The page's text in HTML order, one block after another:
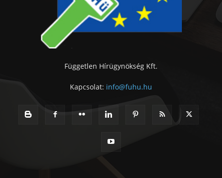
Független Hírügynökség Kft.
Kapcsolat: info@fuhu.hu